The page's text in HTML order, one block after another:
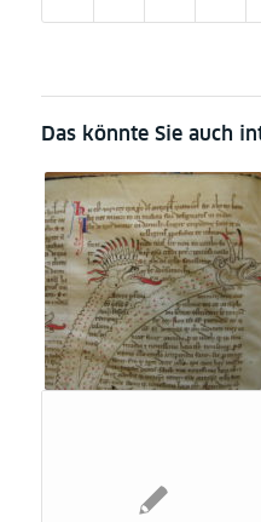
Das könnte Sie auch